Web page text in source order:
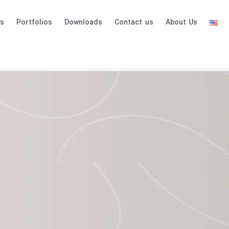
Portfolios Downloads Contact us About Us